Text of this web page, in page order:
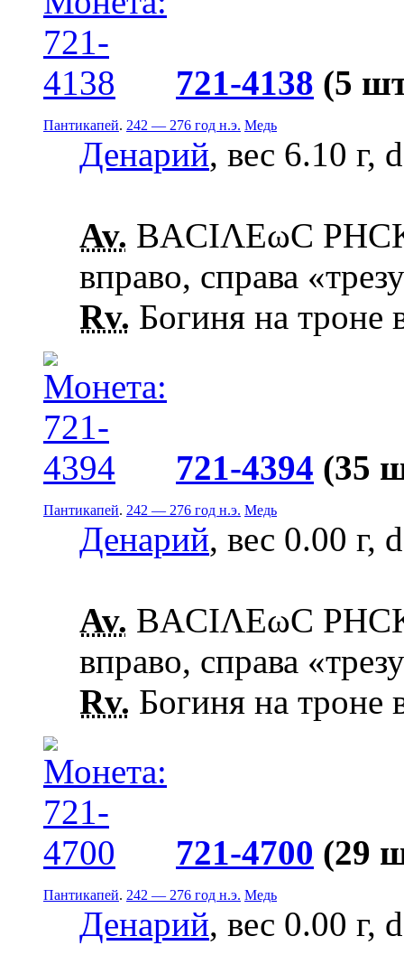
721-4138 (5
Пантикапей. 242 — 276 год н.э. Медь
Денарий, вес 6.10 г,
Av. ΒΑCΙΛΕωC
вправо, справа
Rv. Богиня на троне
721-4394 (35
Пантикапей. 242 — 276 год н.э. Медь
Денарий, вес 0.00 г,
Av. ΒΑCΙΛΕωC
вправо, справа
Rv. Богиня на троне
721-4700 (29
Пантикапей. 242 — 276 год н.э. Медь
Денарий, вес 0.00 г,